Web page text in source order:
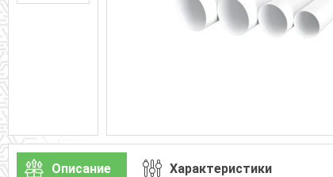
Описание Характеристики